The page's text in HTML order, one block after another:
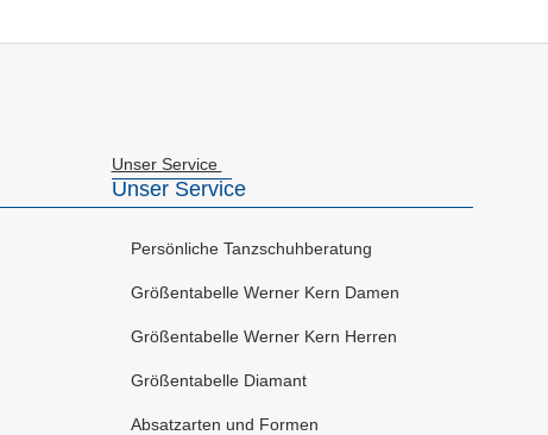
Unser Service
Unser Service
Persönliche Tanzschuhberatung
Größentabelle Werner Kern Damen
Größentabelle Werner Kern Herren
Größentabelle Diamant
Absatzarten und Formen